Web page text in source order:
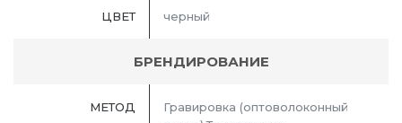
ЦВЕТ черный
БРЕНДИРОВАНИЕ
МЕТОД
Гравировка (оптоволоконный